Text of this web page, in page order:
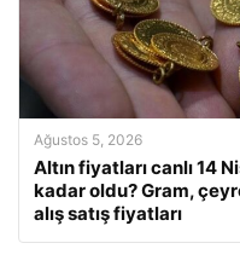
Ağustos 5, 2026
Altın fiyatları canlı 14
kadar oldu? Gram,
alış satış fiyatları